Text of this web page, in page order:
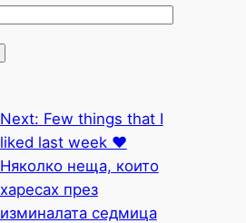
Next: Few things that I
liked last week ♥
Няколко неща, които
харесах през
изминалата седмица